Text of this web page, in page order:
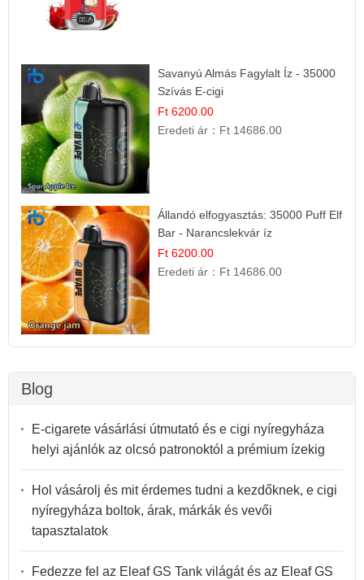
Savanyú Almás Fagylalt Íz - 35000
Szívás E-cigi
Ft 6200.00
Eredeti ár： Ft 14686.00
Állandó elfogyasztás: 35000 Puff Elf
Bar - Narancslekvár íz
Ft 6200.00
Eredeti ár： Ft 14686.00
Blog
E-cigarete vásárlási útmutató és e cigi nyíregyháza
helyi ajánlók az olcsó patronoktól a prémium ízekig
Hol vásárolj és mit érdemes tudni a kezdőknek, e cigi
nyíregyháza boltok, árak, márkák és vevői
tapasztalatok
Fedezze fel az Eleaf GS Tank világát és az Eleaf GS